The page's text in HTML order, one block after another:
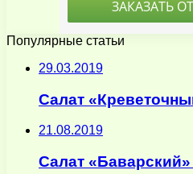
Популярные статьи
29.03.2019
Салат
21.08.2019
Салат